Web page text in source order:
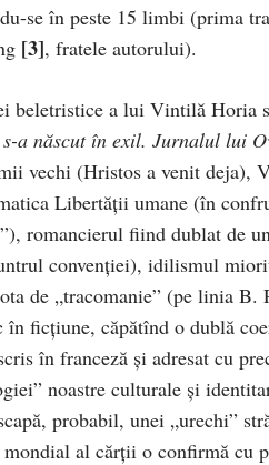
se în peste 15 limbi (prima
[3], fratele autorului).
beletristice a lui Vintilă Horia
s-a născut în exil. Jurnalul lui
vechi (Hristos a venit deja),
Libertăţii umane (în
romancierul fiind dublat de
convenţiei), idilismul
de „tracomanie” (pe linia
în ficţiune, căpătînd o dublă
în franceză şi adresat cu
noastre culturale şi
probabil, unei „urechi”
al cărţii o confirmă cu